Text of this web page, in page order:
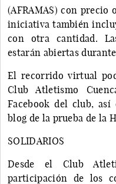
(AFRAMAS) con precio
iniciativa también
con otra cantidad.
estarán abiertas
El recorrido virtual
Club Atletismo
Facebook del club,
blog de la prueba de la
SOLIDARIOS
Desde el Club
participación de los